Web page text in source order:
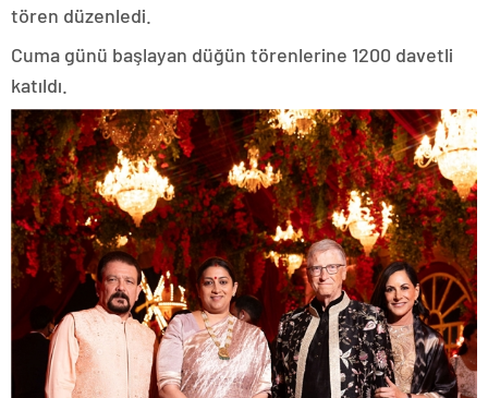
tören düzenledi.
Cuma günü başlayan düğün törenlerine 1200 davetli
katıldı.